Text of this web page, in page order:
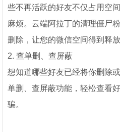
些不再活跃的好友不仅占用空
麻烦。云端阿拉丁的清理僵尸
删除，让您的微信空间得到释放
2. 查单删、查屏蔽
想知道哪些好友已经将你删除
单删、查屏蔽功能，轻松查看
骗。